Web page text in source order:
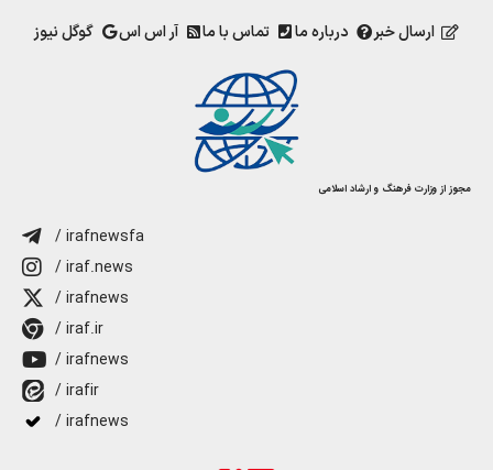
ارسال خبر درباره ما تماس با ما آر اس اس گوگل نیوز
مجوز از وزارت فرهنگ و ارشاد اسلامی
/ irafnewsfa
/ iraf.news
/ irafnews
/ iraf.ir
/ irafnews
/ irafir
/ irafnews